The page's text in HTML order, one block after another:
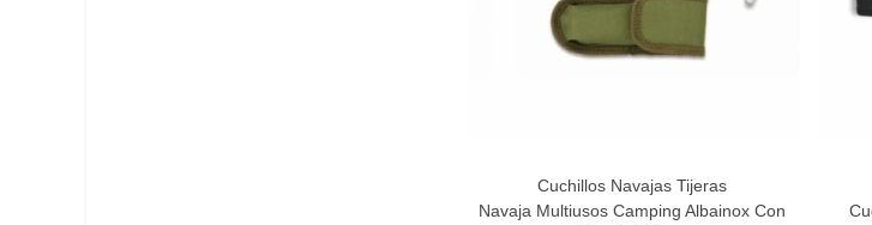
Añadir Al Carrito
Cuchillos Navajas Tijeras
Navaja Multiusos Camping Albainox Con